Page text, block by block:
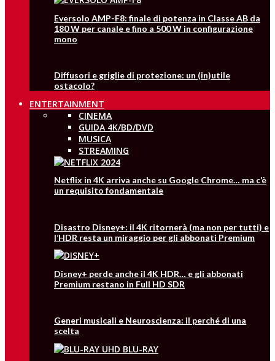
Eversolo AMP-F8: finale di potenza in Classe AB da
180 W per canale e fino a 500 W in configurazione
mono
Diffusori e griglie di protezione: un (in)utile
ostacolo?
ENTERTAINMENT
CINEMA
GUIDA 4K/BD/DVD
MUSICA
STREAMING
Netflix in 4K arriva anche su Google Chrome… ma c’è
un requisito fondamentale
Disastro Disney+: il 4K ritornerà (ma non per tutti) e
l’HDR resta un miraggio per gli abbonati Premium
Disney+ perde anche il 4K HDR… e gli abbonati
Premium restano in Full HD SDR
Generi musicali e Neuroscienza: il perché di una
scelta